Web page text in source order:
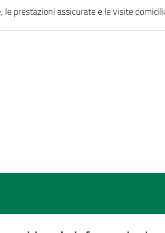
prestazioni assicurate e le visite